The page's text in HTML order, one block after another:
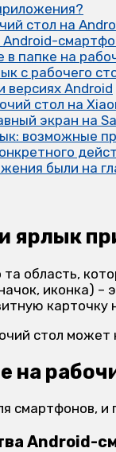
стол на
Android-
папке на
с рабочего
версиях Android
стол на
экран на
возможные
были на
ярлык
та область,
иконка)
стол может
на
смартфонов,
Android-